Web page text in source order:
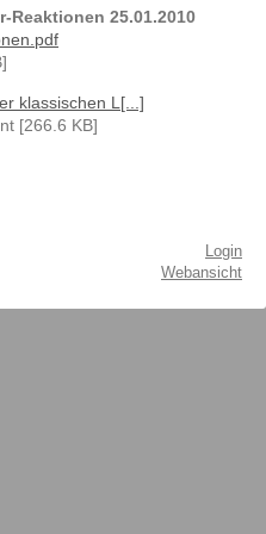
Reaktionen 25.01.2010
klassischen L[...]
[266.6 KB]
Login
Webansicht